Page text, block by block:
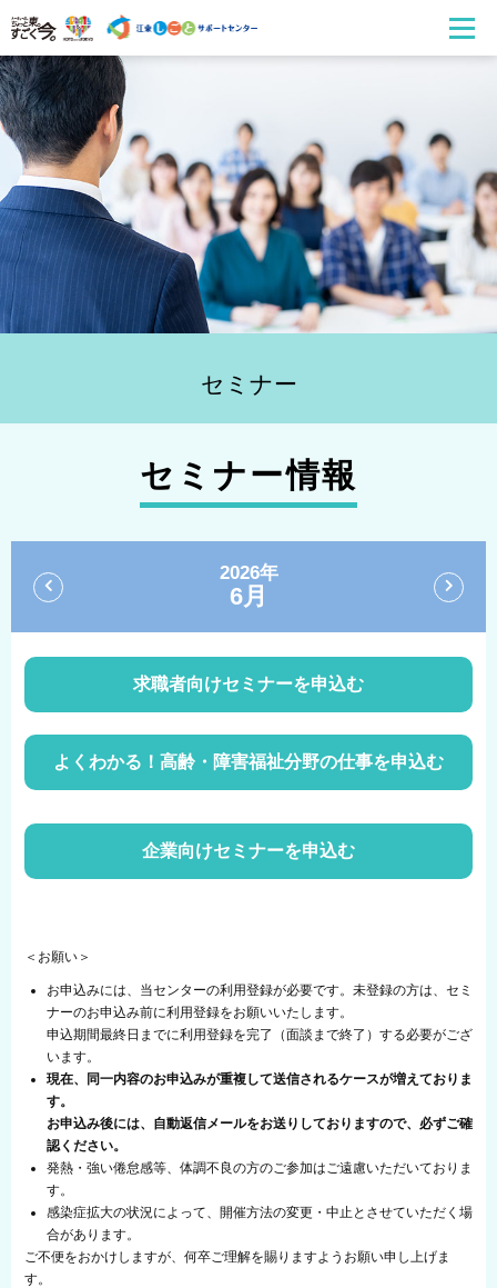
セミナー
セミナー情報
2026年
6月
求職者向けセミナーを申込む
よくわかる！高齢・障害福祉分野の仕事を申込む
企業向けセミナーを申込む
＜お願い＞
お申込みには、当センターの利用登録が必要です。未登録の方は、セミ
ナーのお申込み前に利用登録をお願いいたします。
申込期間最終日までに利用登録を完了（面談まで終了）する必要がござ
います。
現在、同一内容のお申込みが重複して送信されるケースが増えておりま
す。
お申込み後には、自動返信メールをお送りしておりますので、必ずご確
認ください。
発熱・強い倦怠感等、体調不良の方のご参加はご遠慮いただいておりま
す。
感染症拡大の状況によって、開催方法の変更・中止とさせていただく場
合があります。
ご不便をおかけしますが、何卒ご理解を賜りますようお願い申し上げま
す。